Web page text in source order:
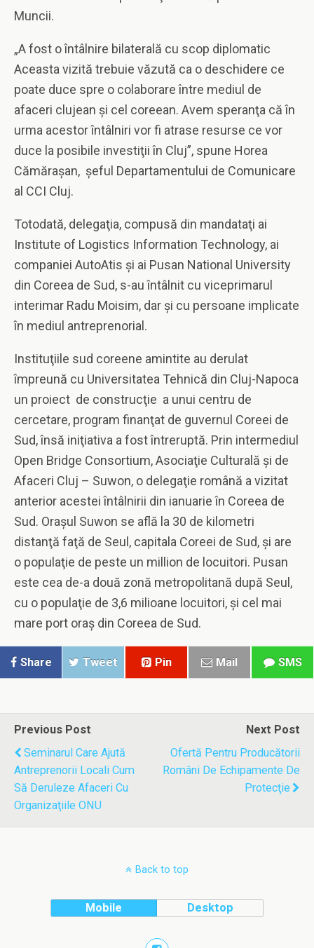
Muncii.
„A fost o întâlnire bilaterală cu scop diplomatic
Aceasta vizită trebuie văzută ca o deschidere ce
poate duce spre o colaborare între mediul de
afaceri clujean şi cel coreean. Avem speranţa că în
urma acestor întâlniri vor fi atrase resurse ce vor
duce la posibile investiţii în Cluj”, spune Horea
Cămăraşan, şeful Departamentului de Comunicare
al CCI Cluj.
Totodată, delegaţia, compusă din mandataţi ai
Institute of Logistics Information Technology, ai
companiei AutoAtis şi ai Pusan National University
din Coreea de Sud, s-au întâlnit cu viceprimarul
interimar Radu Moisim, dar şi cu persoane implicate
în mediul antreprenorial.
Instituţiile sud coreene amintite au derulat
împreună cu Universitatea Tehnică din Cluj-Napoca
un proiect de construcţie a unui centru de
cercetare, program finanţat de guvernul Coreei de
Sud, însă iniţiativa a fost întreruptă. Prin intermediul
Open Bridge Consortium, Asociaţie Culturală şi de
Afaceri Cluj – Suwon, o delegaţie română a vizitat
anterior acestei întâlnirii din ianuarie în Coreea de
Sud. Oraşul Suwon se află la 30 de kilometri
distanţă faţă de Seul, capitala Coreei de Sud, şi are
o populaţie de peste un million de locuitori. Pusan
este cea de-a două zonă metropolitană după Seul,
cu o populaţie de 3,6 milioane locuitori, şi cel mai
mare port oraş din Coreea de Sud.
Share Tweet Pin Mail SMS
Previous Post
Seminarul Care Ajută
Antreprenorii Locali Cum
Să Deruleze Afaceri Cu
Organizaţiile ONU
Next Post
Ofertă Pentru Producătorii
Români De Echipamente De
Protecţie
Back to top
Mobile Desktop